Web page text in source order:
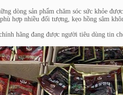
dòng sản phẩm chăm sóc sức khỏe
hợp nhiều đối tượng, kẹo hồng sâm
hãng đang được người tiêu dùng tin